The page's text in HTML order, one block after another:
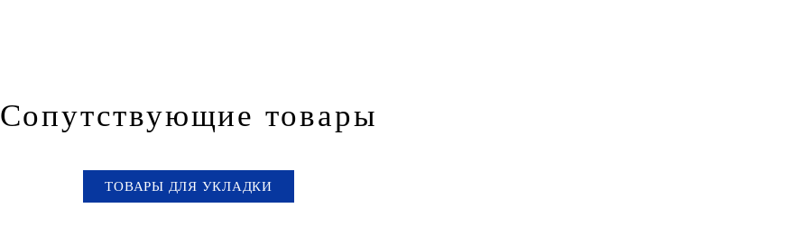
Сопутствующие товары
ТОВАРЫ ДЛЯ УКЛАДКИ